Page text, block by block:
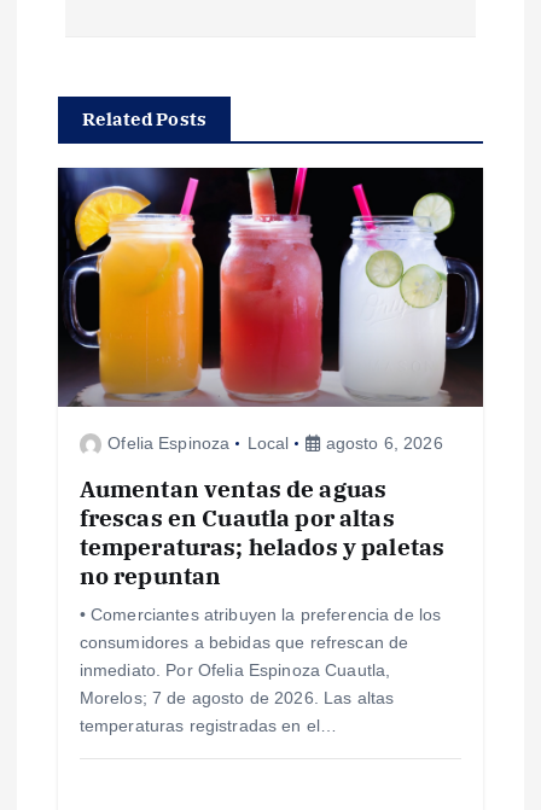
a
c
ó
n
d
Related Posts
Ofelia Espinoza Local agosto 6, 2026
Aumentan ventas de aguas
frescas en Cuautla por altas
temperaturas; helados y paletas
no repuntan
• Comerciantes atribuyen la preferencia de los
consumidores a bebidas que refrescan de
inmediato. Por Ofelia Espinoza Cuautla,
Morelos; 7 de agosto de 2026. Las altas
temperaturas registradas en el…